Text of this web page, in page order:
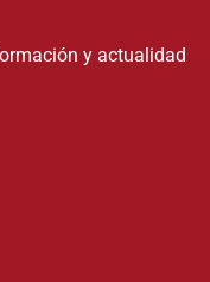
y actualidad